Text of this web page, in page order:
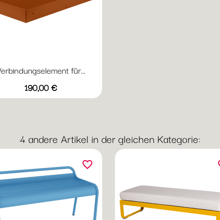
für...
Preis
190,00 €
Vorschau
AbyssblauAcapulcoblau
Anthrazit
Chili Gewittergrau
4 andere Artikel in der gleichen Kategorie:
favorite_border